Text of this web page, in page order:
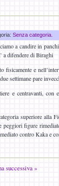
Senza categoria
a candire in
a difendere di Biraghi
fisicamente e
settimane pare
e centravanti, con
superiore alla
peggiori figure
contro Kaka e
successiva »